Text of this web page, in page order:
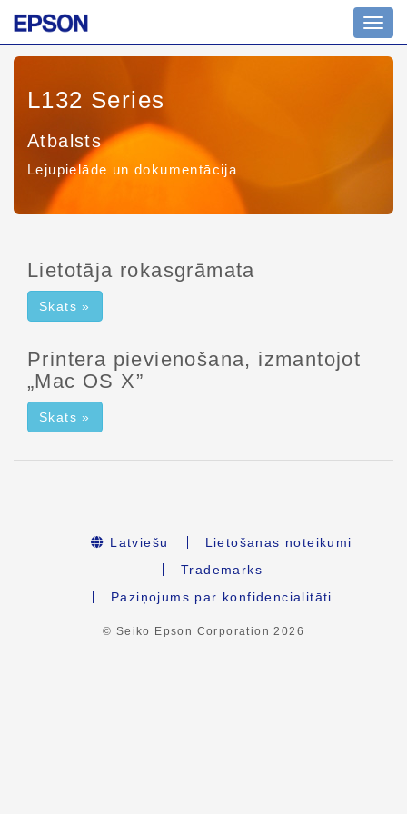
L132 Series
Atbalsts
Lejupielāde un dokumentācija
Lietotāja rokasgrāmata
Skats »
Printera pievienošana, izmantojot
„Mac OS X”
Skats »
Latviešu
Lietošanas noteikumi
Trademarks
Paziņojums par konfidencialitāti
© Seiko Epson Corporation2026